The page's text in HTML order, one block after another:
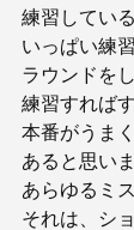
練習してい
いっぱい練
ラウンドを
練習すれば
本番がうま
あると思いま
あらゆるミ
それは、シ